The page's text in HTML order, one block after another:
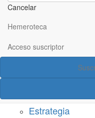
principal
Cancelar
Hemeroteca
Acceso suscriptor
Acceso
Estrategia